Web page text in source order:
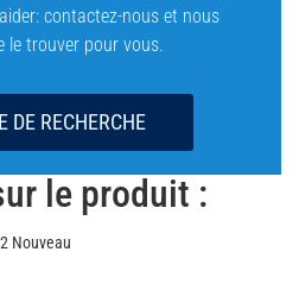
contactez-nous et nous
le trouver pour vous.
DE RECHERCHE
le produit :
Nouveau